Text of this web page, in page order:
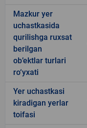
Mazkur yer
uchastkasida
qurilishga ruxsat
berilgan
ob’ektlar turlari
ro‘yxati
Yer uchastkasi
kiradigan yerlar
toifasi